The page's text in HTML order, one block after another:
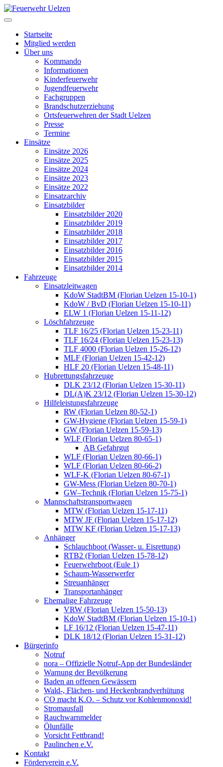
Startseite
Mitglied werden
Über uns
Kommando
Informationen
Kinderfeuerwehr
Jugendfeuerwehr
Fachgruppen
Brandschutzerziehung
Ortsfeuerwehren der Stadt Uelzen
Presse
Termine
Einsätze
Einsätze 2026
Einsätze 2025
Einsätze 2024
Einsätze 2023
Einsätze 2022
Einsatzarchiv
Einsatzbilder
Einsatzbilder 2020
Einsatzbilder 2019
Einsatzbilder 2018
Einsatzbilder 2017
Einsatzbilder 2016
Einsatzbilder 2015
Einsatzbilder 2014
Fahrzeuge
Einsatzleitwagen
KdoW StadtBM (Florian Uelzen 15-10-1)
KdoW / BvD (Florian Uelzen 15-10-11)
ELW 1 (Florian Uelzen 15-11-12)
Löschfahrzeuge
TLF 16/25 (Florian Uelzen 15-23-11)
TLF 16/24 (Florian Uelzen 15-23-13)
TLF 4000 (Florian Uelzen 15-26-12)
MLF (Florian Uelzen 15-42-12)
HLF 20 (Florian Uelzen 15-48-11)
Hubrettungsfahrzeuge
DLK 23/12 (Florian Uelzen 15-30-11)
DL(A)K 23/12 (Florian Uelzen 15-30-12)
Hilfeleistungsfahrzeuge
RW (Florian Uelzen 80-52-1)
GW-Hygiene (Florian Uelzen 15-59-1)
GW (Florian Uelzen 15-59-13)
WLF (Florian Uelzen 80-65-1)
AB Gefahrgut
WLF (Florian Uelzen 80-66-1)
WLF (Florian Uelzen 80-66-2)
WLF-K (Florian Uelzen 80-67-1)
GW-Mess (Florian Uelzen 80-70-1)
GW–Technik (Florian Uelzen 15-75-1)
Mannschaftstransportwagen
MTW (Florian Uelzen 15-17-11)
MTW JF (Florian Uelzen 15-17-12)
MTW KF (Florian Uelzen 15-17-13)
Anhänger
Schlauchboot (Wasser- u. Eisrettung)
RTB2 (Florian Uelzen 15-78-12)
Feuerwehrboot (Eule 1)
Schaum-Wasserwerfer
Streuanhänger
Transportanhänger
Ehemalige Fahrzeuge
VRW (Florian Uelzen 15-50-13)
KdoW StadtBM (Florian Uelzen 15-10-1)
LF 16/12 (Florian Uelzen 15-47-11)
DLK 18/12 (Florian Uelzen 15-31-12)
Bürgerinfo
Notruf
nora – Offizielle Notruf-App der Bundesländer
Warnung der Bevölkerung
Baden an offenen Gewässern
Wald-, Flächen- und Heckenbrandverhütung
CO macht K.O. – Schutz vor Kohlenmonoxid!
Stromausfall
Rauchwarnmelder
Ölunfälle
Vorsicht Fettbrand!
Paulinchen e.V.
Kontakt
Förderverein e.V.